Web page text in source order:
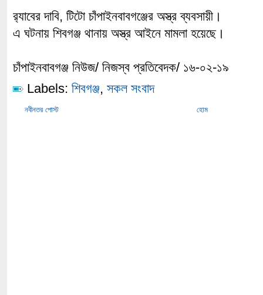
র‌্যাবের দাবি, টিটো চাঁপাইনবাবগঞ্জের অস্ত্র ব্যবসায়ী।
এ ঘটনায় শিবগঞ্জ থানায় অস্ত্র আইনে মামলা হয়েছে।
চাঁপাইনবাবগঞ্জ নিউজ/ নিজস্ব প্রতিবেদক/ ১৬-০২-১৯
Labels: শিবগঞ্জ, সকল সংবাদ
নবীনতর পোস্ট হোম